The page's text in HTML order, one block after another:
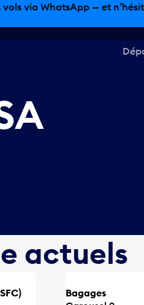
Magasinage hors
actuels
Bagages